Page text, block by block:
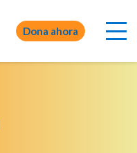
Dona ahora